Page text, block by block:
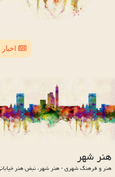
هنر شهر
هنر و فرهنگ شهری - هنر شهر، نبض هنر